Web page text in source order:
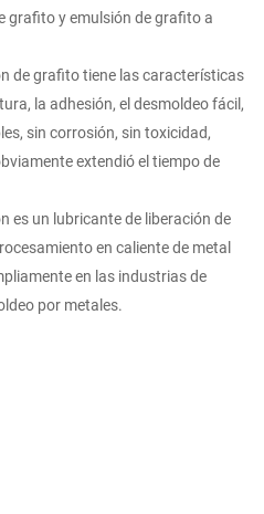
grafito y emulsión de grafito a
de grafito tiene las características
la adhesión, el desmoldeo fácil,
sin corrosión, sin toxicidad,
extendió el tiempo de
es un lubricante de liberación de
en caliente de metal
en las industrias de
por metales.